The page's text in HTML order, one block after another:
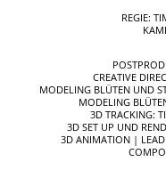
REGIE:
CREATIVE
MODELING BLÜTEN UND
MODELING
3D TRACKING:
3D SET UP UND
3D ANIMATION | LEAD